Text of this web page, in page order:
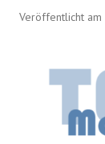
Veröffentlicht am